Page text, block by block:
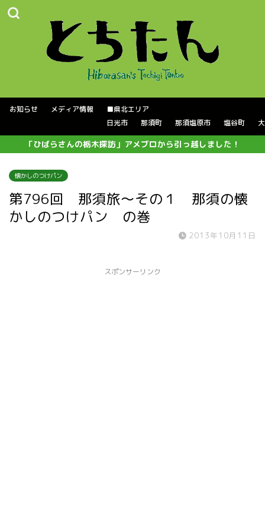
お知らせ メディア情報
■県北エリア
日光市
那須町 那須塩原市 塩谷町
「ひばらさんの栃木探訪」アメブロから引っ越しました！
懐かしのつけパン
第796回 那須旅〜その１ 那須の懐
かしのつけパン の巻
2013年10月11日
スポンサーリンク